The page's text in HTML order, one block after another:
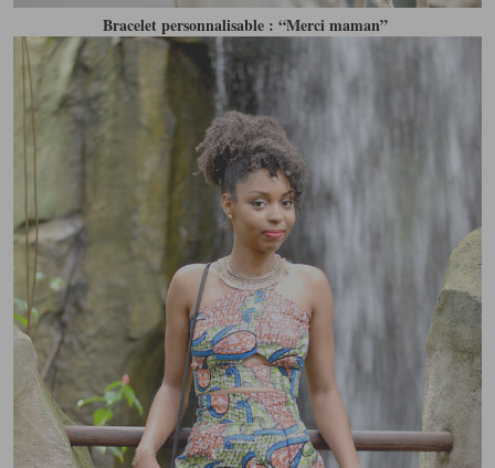
Bracelet personnalisable : “Merci maman”